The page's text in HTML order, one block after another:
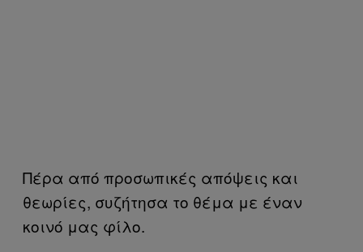
Πέρα από προσωπικές απόψεις και
θεωρίες, συζήτησα το θέμα με έναν
κοινό μας φίλο.